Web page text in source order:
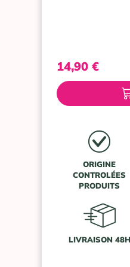
14,90 €
ORIGINE
CONTROLÉES
PRODUITS
LIVRAISON 48H